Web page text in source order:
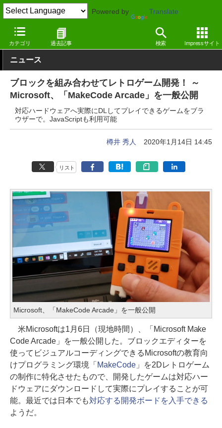
Powered by Translate
カテゴリ 過去記事 検索 Impressサイト
窓の杜 プログラミング Webサービス
ニュース
ブロックを組み合わせてレトロゲーム開発！ ～
Microsoft、「MakeCode Arcade」を一般公開
対応ハードウェアへ実際にDLしてプレイできるゲームをブラ
ウザーで。JavaScriptも利用可能
樽井 秀人 2020年1月14日 14:45
リスト
Microsoft、「MakeCode Arcade」を一般公開
米Microsoftは1月6日（現地時間）、「Microsoft Make
Code Arcade」を一般公開した。ブロックエディターを
使ってビジュアルコーディングできるMicrosoftの教育向
けプログラミング環境「 MakeCode」を2Dレトロゲーム
の制作に特化させたもので、開発したゲームは対応ハー
ドウェアにダウンロードして実際にプレイすることが可
能。最近では日本でも対応する開発ボードを入手できる
ようだ。